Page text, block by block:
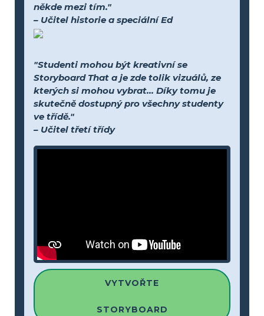
někde mezi tím."
– Učitel historie a speciální Ed
"Studenti mohou být kreativní se
Storyboard That a je zde tolik vizuálů, ze
kterých si mohou vybrat... Díky tomu je
skutečně dostupný pro všechny studenty
ve třídě."
– Učitel třetí třídy
VYTVOŘTE
STORYBOARD